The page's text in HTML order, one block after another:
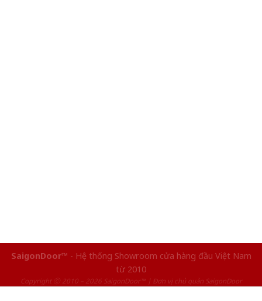
SaigonDoor™ - Hệ thống Showroom cửa hàng đầu Việt Nam
từ 2010
Copyright ⓒ 2010 – 2026 SaigonDoor™ | Đơn vị chủ quản SaigonDoor